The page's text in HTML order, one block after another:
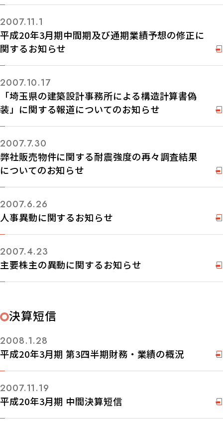
2007.11.1
平成20年3月期中間期及び通期業績予想の修正に
関するお知らせ
2007.10.17
「埼玉県の建築設計事務所による構造計算書偽
装」に関する報道についてのお知らせ
2007.7.30
弊社販売物件に関する耐震強度の再々調査結果
についてのお知らせ
2007.6.26
人事異動に関するお知らせ
2007.4.23
主要株主の異動に関するお知らせ
決算短信
2008.1.28
平成20年3月期 第3四半期財務・業績の概況
2007.11.19
平成20年3月期 中間決算短信